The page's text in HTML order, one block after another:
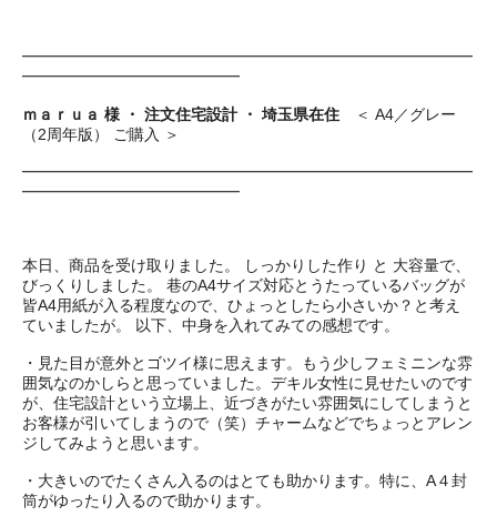
━━━━━━━━━━━━━━━━━━━━━━━━━━━━━
━━━━━━━━━━━━━━
ｍａｒｕａ 様 ・ 注文住宅設計 ・ 埼玉県在住 ＜ A4／グレー
（2周年版） ご購入 ＞
━━━━━━━━━━━━━━━━━━━━━━━━━━━━━
━━━━━━━━━━━━━━
本日、商品を受け取りました。 しっかりした作り と 大容量で、
びっくりしました。 巷のA4サイズ対応とうたっているバッグが
皆A4用紙が入る程度なので、ひょっとしたら小さいか？と考え
ていましたが。 以下、中身を入れてみての感想です。
・見た目が意外とゴツイ様に思えます。もう少しフェミニンな雰
囲気なのかしらと思っていました。デキル女性に見せたいのです
が、住宅設計という立場上、近づきがたい雰囲気にしてしまうと
お客様が引いてしまうので（笑）チャームなどでちょっとアレン
ジしてみようと思います。
・大きいのでたくさん入るのはとても助かります。特に、A４封
筒がゆったり入るので助かります。